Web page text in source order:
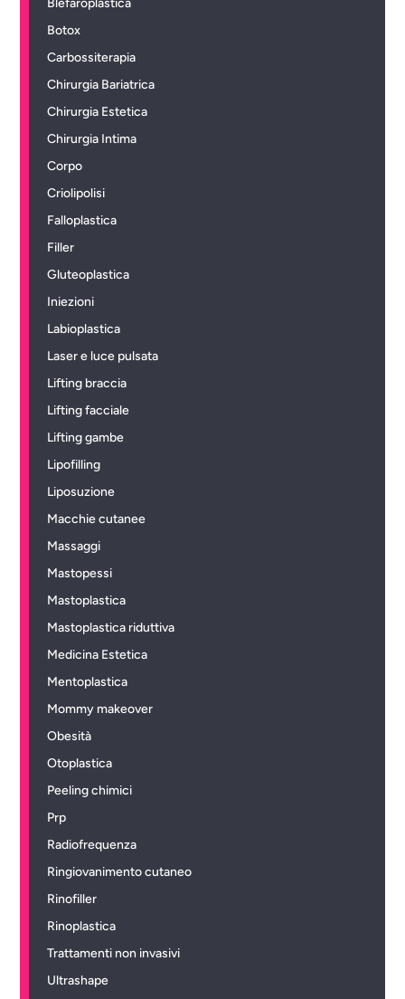
Blefaroplastica
Botox
Carbossiterapia
Chirurgia Bariatrica
Chirurgia Estetica
Chirurgia Intima
Corpo
Criolipolisi
Falloplastica
Filler
Gluteoplastica
Iniezioni
Labioplastica
Laser e luce pulsata
Lifting braccia
Lifting facciale
Lifting gambe
Lipofilling
Liposuzione
Macchie cutanee
Massaggi
Mastopessi
Mastoplastica
Mastoplastica riduttiva
Medicina Estetica
Mentoplastica
Mommy makeover
Obesità
Otoplastica
Peeling chimici
Prp
Radiofrequenza
Ringiovanimento cutaneo
Rinofiller
Rinoplastica
Trattamenti non invasivi
Ultrashape